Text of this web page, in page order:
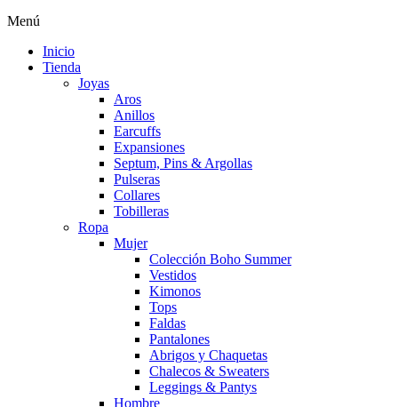
Menú
Inicio
Tienda
Joyas
Aros
Anillos
Earcuffs
Expansiones
Septum, Pins & Argollas
Pulseras
Collares
Tobilleras
Ropa
Mujer
Colección Boho Summer
Vestidos
Kimonos
Tops
Faldas
Pantalones
Abrigos y Chaquetas
Chalecos & Sweaters
Leggings & Pantys
Hombre